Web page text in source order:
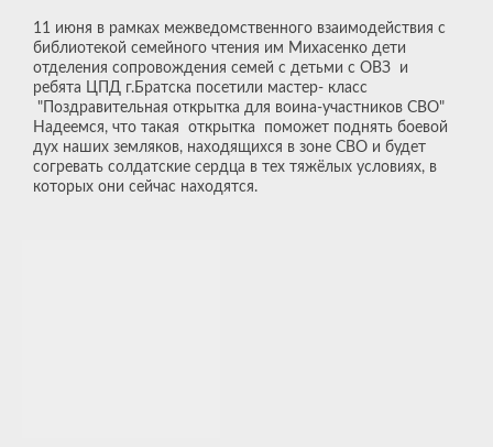
11 июня в рамках межведомственного взаимодействия с
библиотекой семейного чтения им Михасенко дети
отделения сопровождения семей с детьми с ОВЗ и
ребята ЦПД г.Братска посетили мастер- класс
"Поздравительная открытка для воина-участников СВО"
Надеемся, что такая открытка поможет поднять боевой
дух наших земляков, находящихся в зоне СВО и будет
согревать солдатские сердца в тех тяжёлых условиях, в
которых они сейчас находятся.